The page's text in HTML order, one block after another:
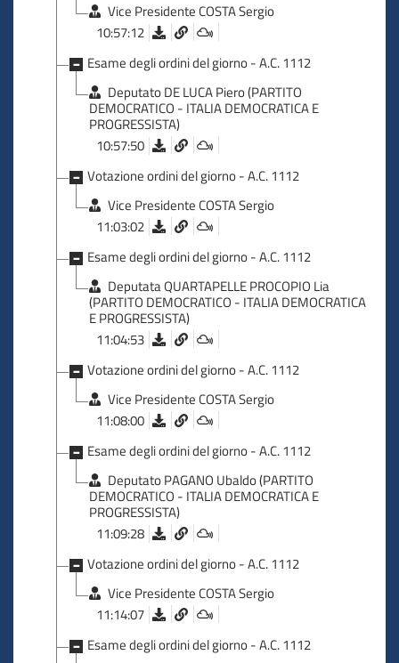
Vice Presidente COSTA Sergio
10:57:12
Esame degli ordini del giorno - A.C. 1112
Deputato DE LUCA Piero (PARTITO
DEMOCRATICO - ITALIA DEMOCRATICA E
PROGRESSISTA)
10:57:50
Votazione ordini del giorno - A.C. 1112
Vice Presidente COSTA Sergio
11:03:02
Esame degli ordini del giorno - A.C. 1112
Deputata QUARTAPELLE PROCOPIO Lia
(PARTITO DEMOCRATICO - ITALIA DEMOCRATICA
E PROGRESSISTA)
11:04:53
Votazione ordini del giorno - A.C. 1112
Vice Presidente COSTA Sergio
11:08:00
Esame degli ordini del giorno - A.C. 1112
Deputato PAGANO Ubaldo (PARTITO
DEMOCRATICO - ITALIA DEMOCRATICA E
PROGRESSISTA)
11:09:28
Votazione ordini del giorno - A.C. 1112
Vice Presidente COSTA Sergio
11:14:07
Esame degli ordini del giorno - A.C. 1112